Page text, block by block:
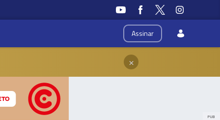
Assinar
×
PUB